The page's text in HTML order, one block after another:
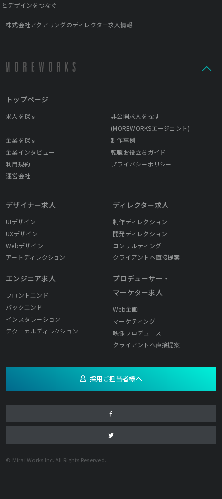
とデザインをつなぐ
株式会社アクアリングのディレクター求人情報
トップページ
求人を探す
非公開求人を探す
(MOREWORKSエージェント)
企業を探す
制作事例
企業インタビュー
転職お役立ちガイド
利用規約
プライバシーポリシー
運営会社
デザイナー求人
UIデザイン
UXデザイン
Webデザイン
アートディレクション
エンジニア求人
フロントエンド
バックエンド
インスタレーション
テクニカルディレクション
ディレクター求人
制作ディレクション
開発ディレクション
コンサルティング
クライアントへ直接提案
プロデューサー・
マーケター求人
Web企画
マーケティング
映像プロデュース
クライアントへ直接提案
採用ご担当者様へ
© Mirai Works Inc. All Rights Reserved.